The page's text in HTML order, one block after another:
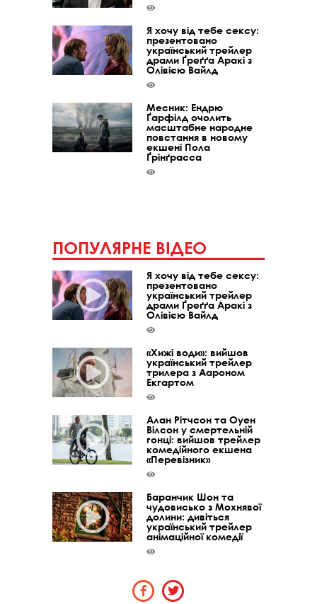
Я хочу від тебе сексу:
презентовано
український трейлер
драми Ґреґґа Аракі з
Олівією Вайлд
Месник: Ендрю
Ґарфілд очолить
масштабне народне
повстання в новому
екшені Пола
Ґрінґрасса
ПОПУЛЯРНЕ ВІДЕО
Я хочу від тебе сексу:
презентовано
український трейлер
драми Ґреґґа Аракі з
Олівією Вайлд
«Хижі води»: вийшов
український трейлер
трилера з Аароном
Екгартом
Алан Рітчсон та Оуен
Вілсон у смертельній
гонці: вийшов трейлер
комедійного екшена
«Перевізник»
Баранчик Шон та
чудовисько з Мохнявої
долини: дивіться
український трейлер
анімаційної комедії